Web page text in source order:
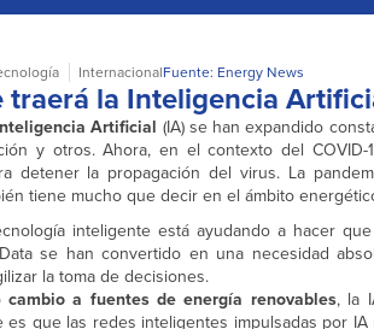
InternacionalFuente: Energy News
traerá la Inteligencia
Artificial (IA) se han expandido
y otros. Ahora, en el contexto del
detener la propagación del virus. La
tiene mucho que decir en el ámbito
inteligente está ayudando a hacer
se han convertido en una necesidad
la toma de decisiones.
cambio a fuentes de energía renovables, la
es que las redes inteligentes impulsadas por